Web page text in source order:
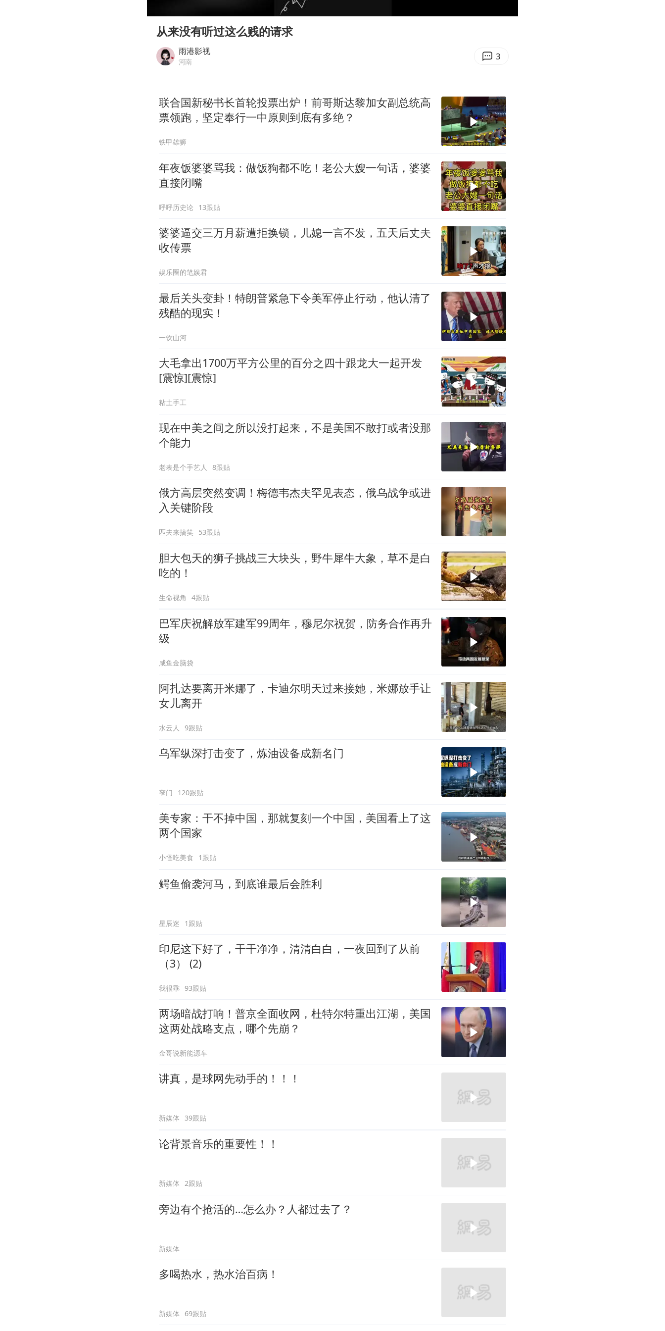
FIFA官方支持因凡蒂诺
弹药库存告急 美军补货难
被妻子举报丈夫与情人一审获刑1年
总书记关心百姓身边这些民生大事
从来没有听过这么贱的请求
雨港影视
河南 3
联合国新秘书长首轮投票出炉！前哥斯达黎加女副总统高
票领跑，坚定奉行一中原则到底有多绝？
铁甲雄狮
年夜饭婆婆骂我：做饭狗都不吃！老公大嫂一句话，婆婆
直接闭嘴
呼呼历史论 13跟贴
婆婆逼交三万月薪遭拒换锁，儿媳一言不发，五天后丈夫
收传票
娱乐圈的笔娱君
最后关头变卦！特朗普紧急下令美军停止行动，他认清了
残酷的现实！
一饮山河
大毛拿出1700万平方公里的百分之四十跟龙大一起开发
[震惊][震惊]
粘土手工
现在中美之间之所以没打起来，不是美国不敢打或者没那
个能力
老表是个手艺人 8跟贴
俄方高层突然变调！梅德韦杰夫罕见表态，俄乌战争或进
入关键阶段
匹夫来搞笑 53跟贴
胆大包天的狮子挑战三大块头，野牛犀牛大象，草不是白
吃的！
生命视角 4跟贴
巴军庆祝解放军建军99周年，穆尼尔祝贺，防务合作再升
级
咸鱼金脑袋
阿扎达要离开米娜了，卡迪尔明天过来接她，米娜放手让
女儿离开
水云人 9跟贴
乌军纵深打击变了，炼油设备成新名门
窄门 120跟贴
美专家：干不掉中国，那就复刻一个中国，美国看上了这
两个国家
小怪吃美食 1跟贴
鳄鱼偷袭河马，到底谁最后会胜利
星辰迷 1跟贴
印尼这下好了，干干净净，清清白白，一夜回到了从前
（3） (2)
我很乖 93跟贴
两场暗战打响！普京全面收网，杜特尔特重出江湖，美国
这两处战略支点，哪个先崩？
金哥说新能源车
讲真，是球网先动手的！！！
新媒体 39跟贴
论背景音乐的重要性！！
新媒体 2跟贴
旁边有个抢活的…怎么办？人都过去了？
新媒体
多喝热水，热水治百病！
新媒体 69跟贴